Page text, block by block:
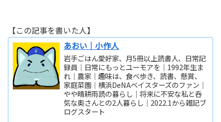
【この記事を書いた人】
あおい｜小作人
岩手ごはん愛好家、月5冊以上読書人、日常記
録員｜日常にもっとユーモアを｜1992年生ま
れ｜農家｜趣味は、食べ歩き、読書、懸賞、
家庭菜園｜横浜DeNAベイスターズのファン｜
やや晴耕雨読の暮らし｜将来に不安な私と呑
気な奥さんとの2人暮らし｜2022.1から雑記ブ
ログスタート